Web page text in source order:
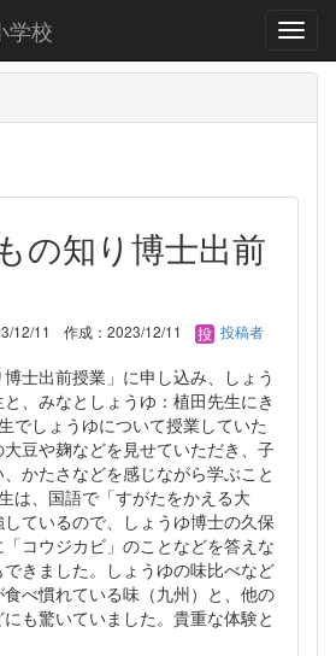
学校
の知り博士出前
12/11 作成：2023/12/11
投稿者
博士出前授業」に申し込み、しょう
、みなとしょうゆ：植田先生にき
でしょうゆについて授業していた
豆や麹などを見せていただき、子
かたさなどを感じながら学ぶこと
は、国語で「すがたをかえる大
ているので、しょうゆ博士の久保
コウジカビ」のことなどを答えな
きました。しょうゆの味比べなど
べ慣れている味（九州）と、他の
も驚いていました。貴重な体験と